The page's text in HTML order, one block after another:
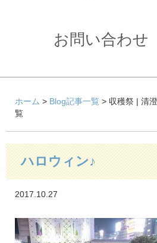
お問い合わせ
ホーム > Blog記事一覧 > 収穫祭 | 清
覧
ハロウィン♪
2017.10.27